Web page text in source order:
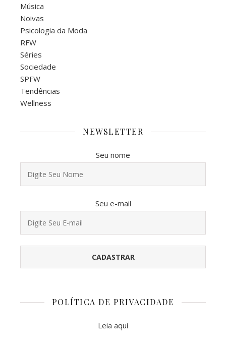
Música
Noivas
Psicologia da Moda
RFW
Séries
Sociedade
SPFW
Tendências
Wellness
NEWSLETTER
Seu nome
Seu e-mail
POLÍTICA DE PRIVACIDADE
Leia aqui